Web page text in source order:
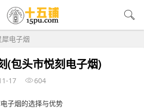
犀电子烟
(包头市悦刻电子烟)
17 604
子烟的选择与优势